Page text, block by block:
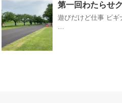
第一回わたらせ
遊びだけど仕事 ビギ
…